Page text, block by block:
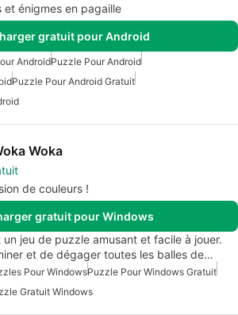
et énigmes en pagaille
gratuit pour Android
AndroidPuzzle Pour Android
Puzzle Pour Android Gratuit
Woka
de couleurs !
gratuit pour Windows
un jeu de puzzle amusant et facile à jouer.
et de dégager toutes les balles de…
Pour WindowsPuzzle Pour Windows Gratuit
Gratuit Windows